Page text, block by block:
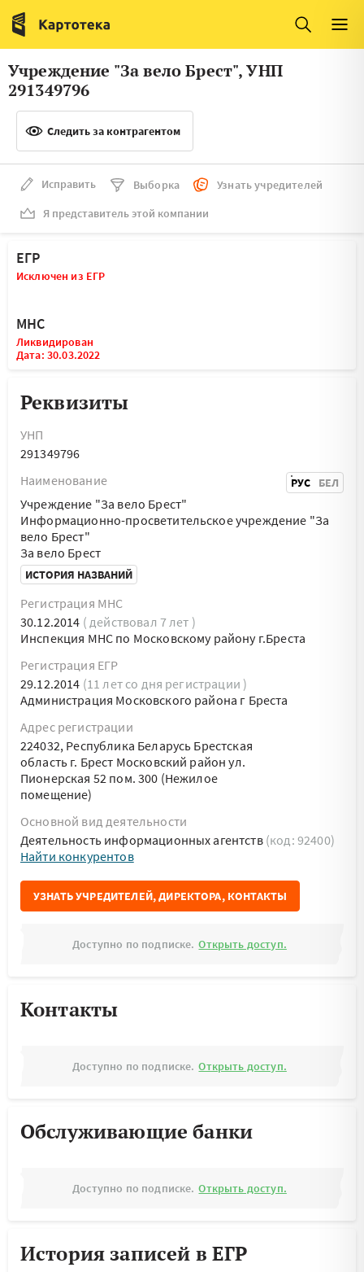
Италия
Люксембург
Литва
Латвия
Словения
Франция
Финляндия
Швеция
Мальта
Учреждение "За вело Брест", УНП
291349796
Следить за контрагентом
Исправить Выборка
Узнать учредителей
Я представитель этой компании
ЕГР
Исключен из ЕГР
МНС
Ликвидирован
Дата: 30.03.2022
Реквизиты
УНП
291349796
Наименование
РУС БЕЛ
Учреждение "За вело Брест"
Информационно-просветительское учреждение "За
вело Брест"
За вело Брест
ИСТОРИЯ НАЗВАНИЙ
Регистрация МНС
30.12.2014 ( действовал 7 лет )
Инспекция МНС по Московскому району г.Бреста
Регистрация ЕГР
29.12.2014 (11 лет со дня регистрации )
Администрация Московского района г Бреста
Адрес регистрации
224032, Республика Беларусь Брестская
область г. Брест Московский район ул.
Пионерская 52 пом. 300 (Нежилое
помещение)
Основной вид деятельности
Деятельность информационных агентств (код: 92400)
Найти конкурентов
УЗНАТЬ УЧРЕДИТЕЛЕЙ, ДИРЕКТОРА, КОНТАКТЫ
Доступно по подписке. Открыть доступ.
Контакты
Доступно по подписке. Открыть доступ.
Обслуживающие банки
Доступно по подписке. Открыть доступ.
История записей в ЕГР